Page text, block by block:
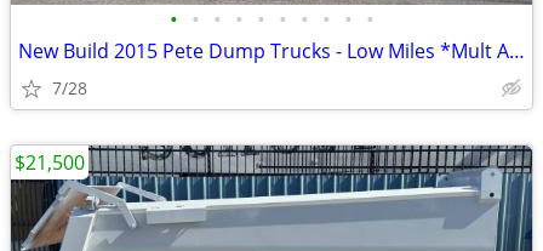
• • • • • • • • • •
New Build 2015 Pete Dump Trucks - Low Miles *Mult Avail.*
7/28
$21,500